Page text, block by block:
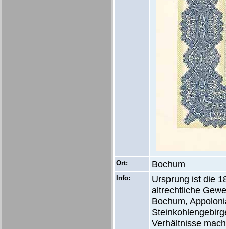
Ort: Bochum
Info:
Ursprung ist die
altrechtliche
Bochum,
Verhältnisse